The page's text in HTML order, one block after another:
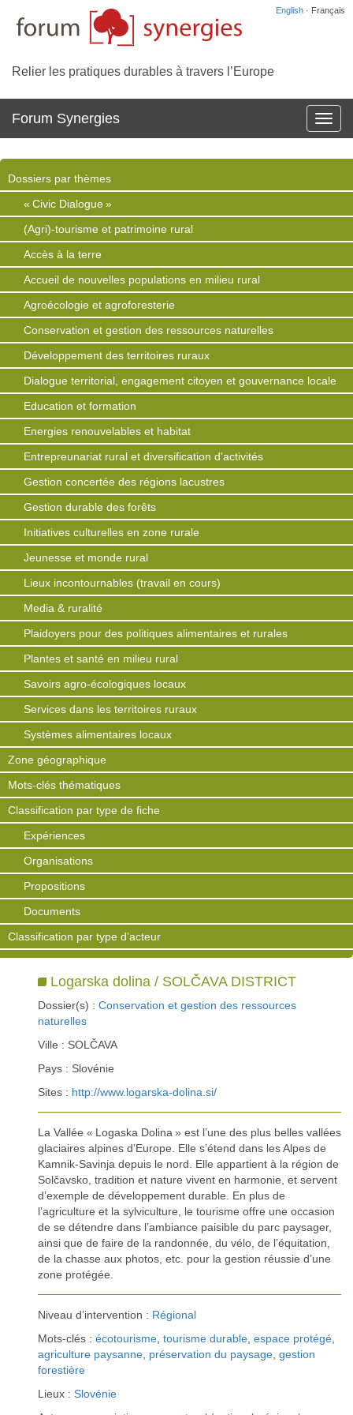
English · Français
Relier les pratiques durables à travers l’Europe
la
Forum Synergies
Dossiers par thèmes
« Civic Dialogue »
(Agri)-tourisme et patrimoine rural
Accès à la terre
Accueil de nouvelles populations en milieu rural
Agroécologie et agroforesterie
Conservation et gestion des ressources naturelles
Développement des territoires ruraux
Dialogue territorial, engagement citoyen et gouvernance locale
Education et formation
Energies renouvelables et habitat
Entrepreunariat rural et diversification d’activités
Gestion concertée des régions lacustres
Gestion durable des forêts
Initiatives culturelles en zone rurale
Jeunesse et monde rural
Lieux incontournables (travail en cours)
Media & ruralité
Plaidoyers pour des politiques alimentaires et rurales
Plantes et santé en milieu rural
Savoirs agro-écologiques locaux
Services dans les territoires ruraux
Systèmes alimentaires locaux
Zone géographique
Mots-clés thématiques
Classification par type de fiche
Expériences
Organisations
Propositions
Documents
Classification par type d’acteur
Logarska dolina / SOLČAVA DISTRICT
Dossier(s) : Conservation et gestion des ressources
naturelles
Ville : SOLČAVA
Pays : Slovénie
Sites : http://www.logarska-dolina.si/
La Vallée « Logaska Dolina » est l’une des plus belles vallées
glaciaires alpines d’Europe. Elle s’étend dans les Alpes de
Kamnik-Savinja depuis le nord. Elle appartient à la région de
Solčavsko, tradition et nature vivent en harmonie, et servent
d’exemple de développement durable. En plus de
l’agriculture et la sylviculture, le tourisme offre une occasion
de se détendre dans l’ambiance paisible du parc paysager,
ainsi que de faire de la randonnée, du vélo, de l’équitation,
de la chasse aux photos, etc. pour la gestion réussie d’une
zone protégée.
Niveau d’intervention : Régional
Mots-clés : écotourisme tourisme durable espace protégé
agriculture paysanne préservation du paysage gestion
forestière
Lieux : Slovénie